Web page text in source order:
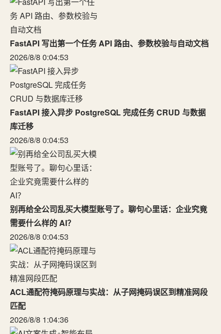
FastAPI 写出第一个任务 API 路由、参数校验与自动文档
2026/8/8 0:04:53
FastAPI 接入异步 PostgreSQL 完成任务 CRUD 与数据
库迁移
2026/8/8 0:04:53
别再给全公司乱买大模型账号了。聊句心里话：企业究竟
需要什么样的 AI？
2026/8/8 0:04:53
ACL通配符掩码原理与实战：从子网掩码误区到精准网段
匹配
2026/8/8 1:04:36